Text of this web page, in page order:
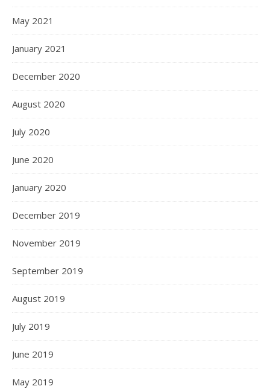
May 2021
January 2021
December 2020
August 2020
July 2020
June 2020
January 2020
December 2019
November 2019
September 2019
August 2019
July 2019
June 2019
May 2019